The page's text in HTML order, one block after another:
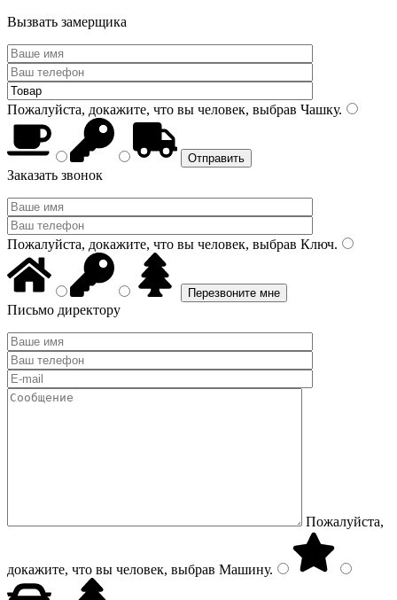
Вызвать замерщика
Пожалуйста, докажите, что вы человек, выбрав Чашку.
Заказать звонок
Пожалуйста, докажите, что вы человек, выбрав Ключ.
Письмо директору
Пожалуйста,
докажите, что вы человек, выбрав Машину.